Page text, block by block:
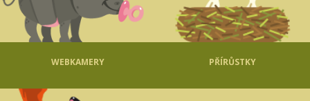
WEBKAMERY PŘÍRŮSTKY